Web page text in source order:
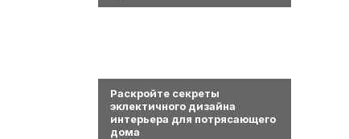
Раскройте секреты
эклектичного дизайна
интерьера для потрясающего
дома